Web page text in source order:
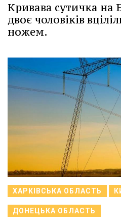
Кривава сутичка на
двоє чоловіків
ножем.
ХАРКІВСЬКА ОБЛАСТЬ
ДОНЕЦЬКА ОБЛАСТЬ